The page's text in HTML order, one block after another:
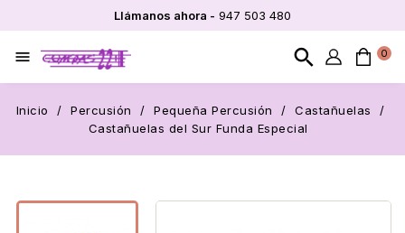
Llámanos ahora - 947 503 480
0
search

Inicio Percusión Pequeña Percusión
Castañuelas
Castañuelas del Sur Funda Especial